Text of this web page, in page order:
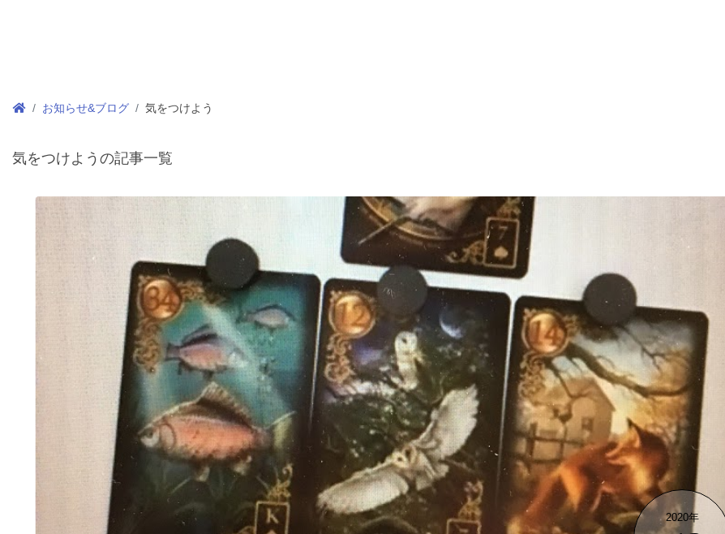
お知らせ&ブログ 気をつけよう
気をつけようの記事一覧
2020年